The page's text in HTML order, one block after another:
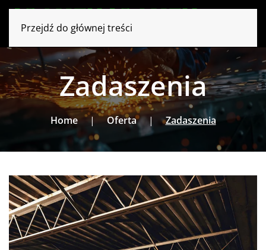
Przejdź do głównej treści
Zadaszenia
Home Oferta Zadaszenia